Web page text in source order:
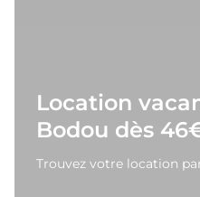
Location
Bodou dès
Trouvez votre location